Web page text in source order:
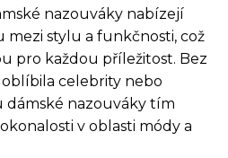
nazouváky nabízejí
stylu a funkčnosti, což
pro každou příležitost. Bez
celebrity nebo
dámské nazouváky tím
v oblasti módy a